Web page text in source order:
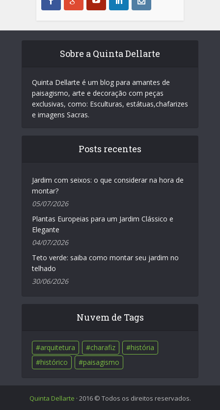
Sobre a Quinta Dellarte
Quinta Dellarte é um blog para amantes de
paisagismo, arte e decoração com peças
exclusivas, como: Esculturas, estátuas,chafarizes
e imagens Sacras.
Posts recentes
Jardim com seixos: o que considerar na hora de
montar?
05/07/2026
Plantas Europeias para um Jardim Clássico e
Elegante
04/07/2026
Teto verde: saiba como montar seu jardim no
telhado
30/06/2026
Nuvem de Tags
arquitetura charafiz
história
histórico
paisagismo
Quinta Dellarte · 2016 © Todos os direitos reservados.